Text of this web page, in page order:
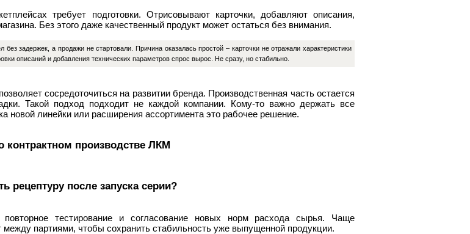
требует подготовки. Отрисовывают карточки, добавляют описания,
Без этого даже качественный продукт может остаться без внимания.
без задержек, а продажи не стартовали. Причина оказалась простой – карточки не отражали характеристики
описаний и добавления технических параметров спрос вырос. Не сразу, но стабильно.
сосредоточиться на развитии бренда. Производственная часть остается
Такой подход подходит не каждой компании. Кому-то важно держать все
новой линейки или расширения ассортимента это рабочее решение.
производстве ЛКМ
рецептуру после запуска серии?
тестирование и согласование новых норм расхода сырья. Чаще
между партиями, чтобы сохранить стабильность уже выпущенной продукции.